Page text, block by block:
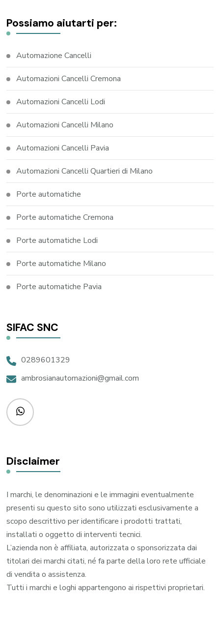
Possiamo aiutarti per:
Automazione Cancelli
Automazioni Cancelli Cremona
Automazioni Cancelli Lodi
Automazioni Cancelli Milano
Automazioni Cancelli Pavia
Automazioni Cancelli Quartieri di Milano
Porte automatiche
Porte automatiche Cremona
Porte automatiche Lodi
Porte automatiche Milano
Porte automatiche Pavia
SIFAC SNC
0289601329
ambrosianautomazioni@gmail.com
Disclaimer
I marchi, le denominazioni e le immagini eventualmente
presenti su questo sito sono utilizzati esclusivamente a
scopo descrittivo per identificare i prodotti trattati,
installati o oggetto di interventi tecnici.
L’azienda non è affiliata, autorizzata o sponsorizzata dai
titolari dei marchi citati, né fa parte della loro rete ufficiale
di vendita o assistenza.
Tutti i marchi e loghi appartengono ai rispettivi proprietari.